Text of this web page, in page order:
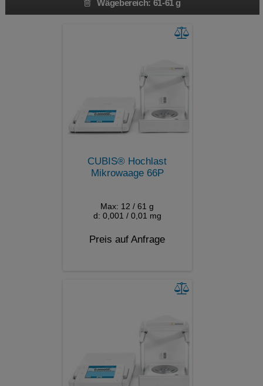
Wägebereich: 61-61 g
CUBIS® Hochlast
Mikrowaage 66P
Max: 12 / 61 g
d: 0,001 / 0,01 mg
Preis auf Anfrage